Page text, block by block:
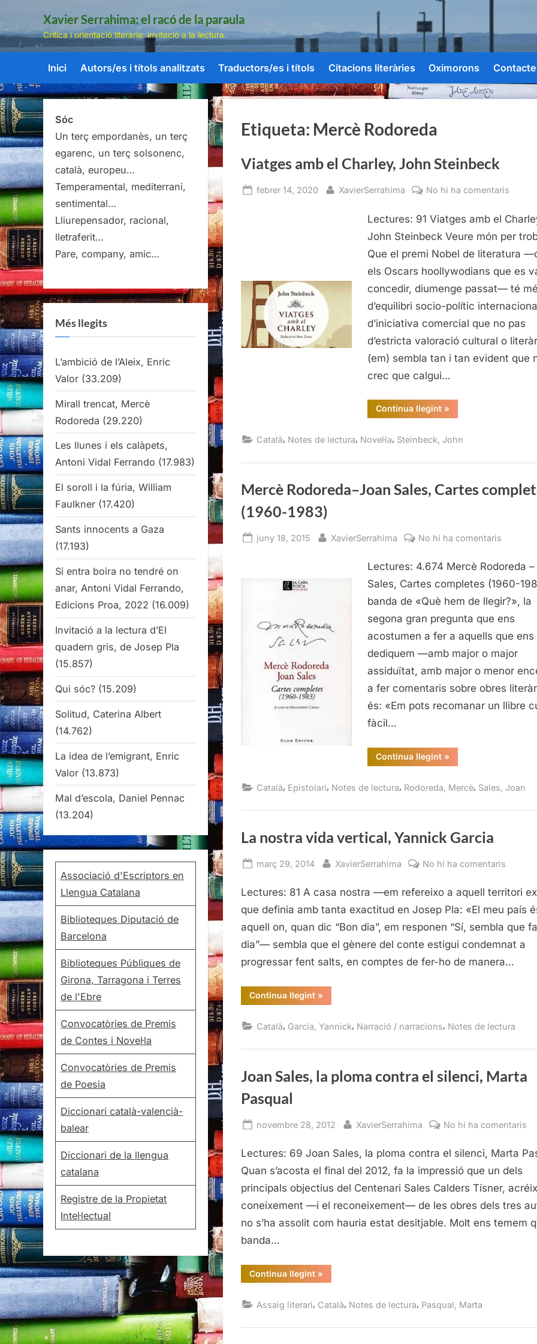
Skip
content
Xavier Serrahima: el racó de la paraula
Crítica i orientació literària: invitació a la lectura.
Inici Autors/es i títols analitzats Traductors/es i títols Citacions literàries Oxímorons Contacte
Etiqueta: Mercè Rodoreda
Viatges amb el Charley, John Steinbeck
Posted
febrer 14, 2020 By
XavierSerrahima No hi ha comentaris
amb
el
Lectures: 91 Viatges amb el
John Steinbeck Veure món per
Que el premi Nobel de literatura
els Oscars hoollywodians que es
concedir, diumenge passat— té
d’equilibri socio-polític
d’iniciativa comercial que no pas
d’estricta valoració cultural o
(em) sembla tan i tan evident que
crec que calgui…
Continua llegint“Viatges
amb
John
»
Català, Notes de lectura, Novel·la, Steinbeck, John
Mercè Rodoreda–Joan Sales, Cartes
(1960-1983)
Posted
juny 18, 2015 By
XavierSerrahima No hi ha comentaris
Joan
Sales,
(1960-
1983)
Lectures: 4.674 Mercè Rodoreda
Sales, Cartes completes (1960-
banda de «Què hem de llegir?», la
segona gran pregunta que ens
acostumen a fer a aquells que ens
dediquem —amb major o major
assiduïtat, amb major o menor
a fer comentaris sobre obres
és: «Em pots recomanar un llibre
fàcil…
Continua llegint“Mercè
Rodoreda–
Cartes
»
Català, Epistolari, Notes de lectura, Rodoreda, Mercè, Sales, Joan
La nostra vida vertical, Yannick Garcia
Posted
març 29, 2014 By
XavierSerrahima No hi ha comentaris
nostra
vida
vertical,
Lectures: 81 A casa nostra —em refereixo a aquell territori
que definia amb tanta exactitud en Josep Pla: «El meu país
aquell on, quan dic “Bon dia”, em responen “Sí, sembla que
dia”— sembla que el gènere del conte estigui condemnat a
progressar fent salts, en comptes de fer-ho de manera…
Continua llegint“La
nostra
Yannick
»
Català, Garcia, Yannick, Narració / narracions, Notes de lectura
Joan Sales, la ploma contra el silenci, Marta
Pasqual
Posted
novembre 28, 2012 By
XavierSerrahima No hi ha comentaris
Lectures: 69 Joan Sales, la ploma contra el silenci, Marta
Quan s’acosta el final del 2012, fa la impressió que un dels
principals objectius del Centenari Sales Calders Tísner,
coneixement —i el reconeixement— de les obres dels tres
no s’ha assolit com hauria estat desitjable. Molt ens temem
banda…
Continua llegint“Joan
Sales,
contra
»
Assaig literari, Català, Notes de lectura, Pasqual, Marta
Sóc
Un terç empordanès, un terç
egarenc, un terç solsonenc,
català, europeu…
Temperamental, mediterrani,
sentimental…
Lliurepensador, racional,
lletraferit…
Pare, company, amic…
Més llegits
L’ambició de l’Aleix, Enric
Valor (33.209)
Mirall trencat, Mercè
Rodoreda (29.220)
Les llunes i els calàpets,
Antoni Vidal Ferrando (17.983)
El soroll i la fúria, William
Faulkner (17.420)
Sants innocents a Gaza
(17.193)
Si entra boira no tendré on
anar, Antoni Vidal Ferrando,
Edicions Proa, 2022 (16.009)
Invitació a la lectura d’El
quadern gris, de Josep Pla
(15.857)
Qui sóc? (15.209)
Solitud, Caterina Albert
(14.762)
La idea de l’emigrant, Enric
Valor (13.873)
Mal d’escola, Daniel Pennac
(13.204)
Associació d'Escriptors en
Llengua Catalana
Biblioteques Diputació de
Barcelona
Biblioteques Públiques de
Girona, Tarragona i Terres
de l'Ebre
Convocatòries de Premis
de Contes i Novel·la
Convocatòries de Premis
de Poesia
Diccionari català-valencià-
balear
Diccionari de la llengua
catalana
Registre de la Propietat
Intel·lectual